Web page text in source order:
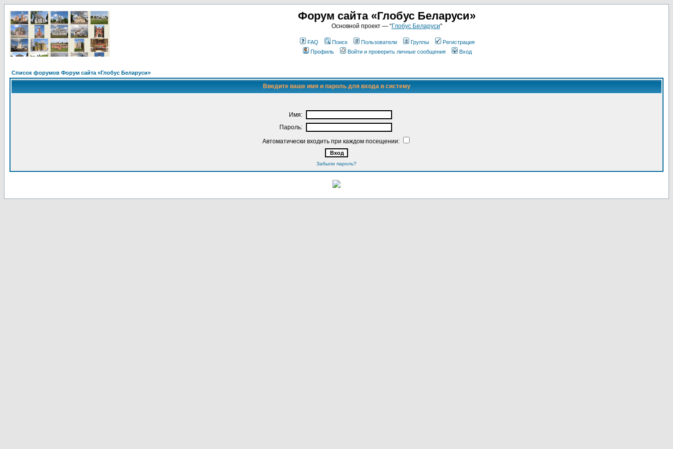
Форум сайта «Глобус Беларуси»
Основной проект — “Глобус Беларуси"
FAQ Поиск Пользователи Группы
Регистрация
Профиль
Войти и проверить личные сообщения Вход
Список форумов Форум сайта «Глобус Беларуси»
Введите ваше имя и пароль для входа в систему
Имя:
Пароль:
Автоматически входить при каждом посещении:
Забыли пароль?